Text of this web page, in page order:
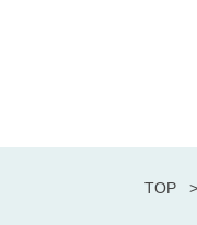
TOP >